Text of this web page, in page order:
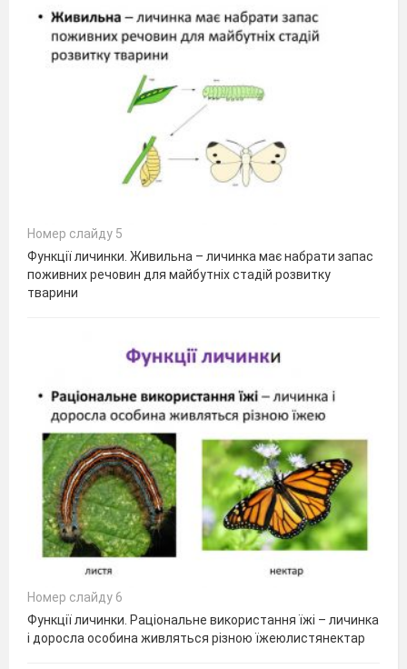
Номер слайду 5
Функції личинки. Живильна – личинка має набрати запас
поживних речовин для майбутніх стадій розвитку
тварини
Номер слайду 6
Функції личинки. Раціональне використання їжі – личинка
і доросла особина живляться різною їжеюлистянектар